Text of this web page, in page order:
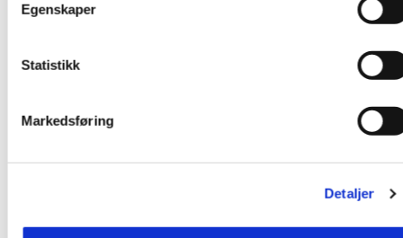
Egenskaper
Statistikk
Markedsføring
Detaljer